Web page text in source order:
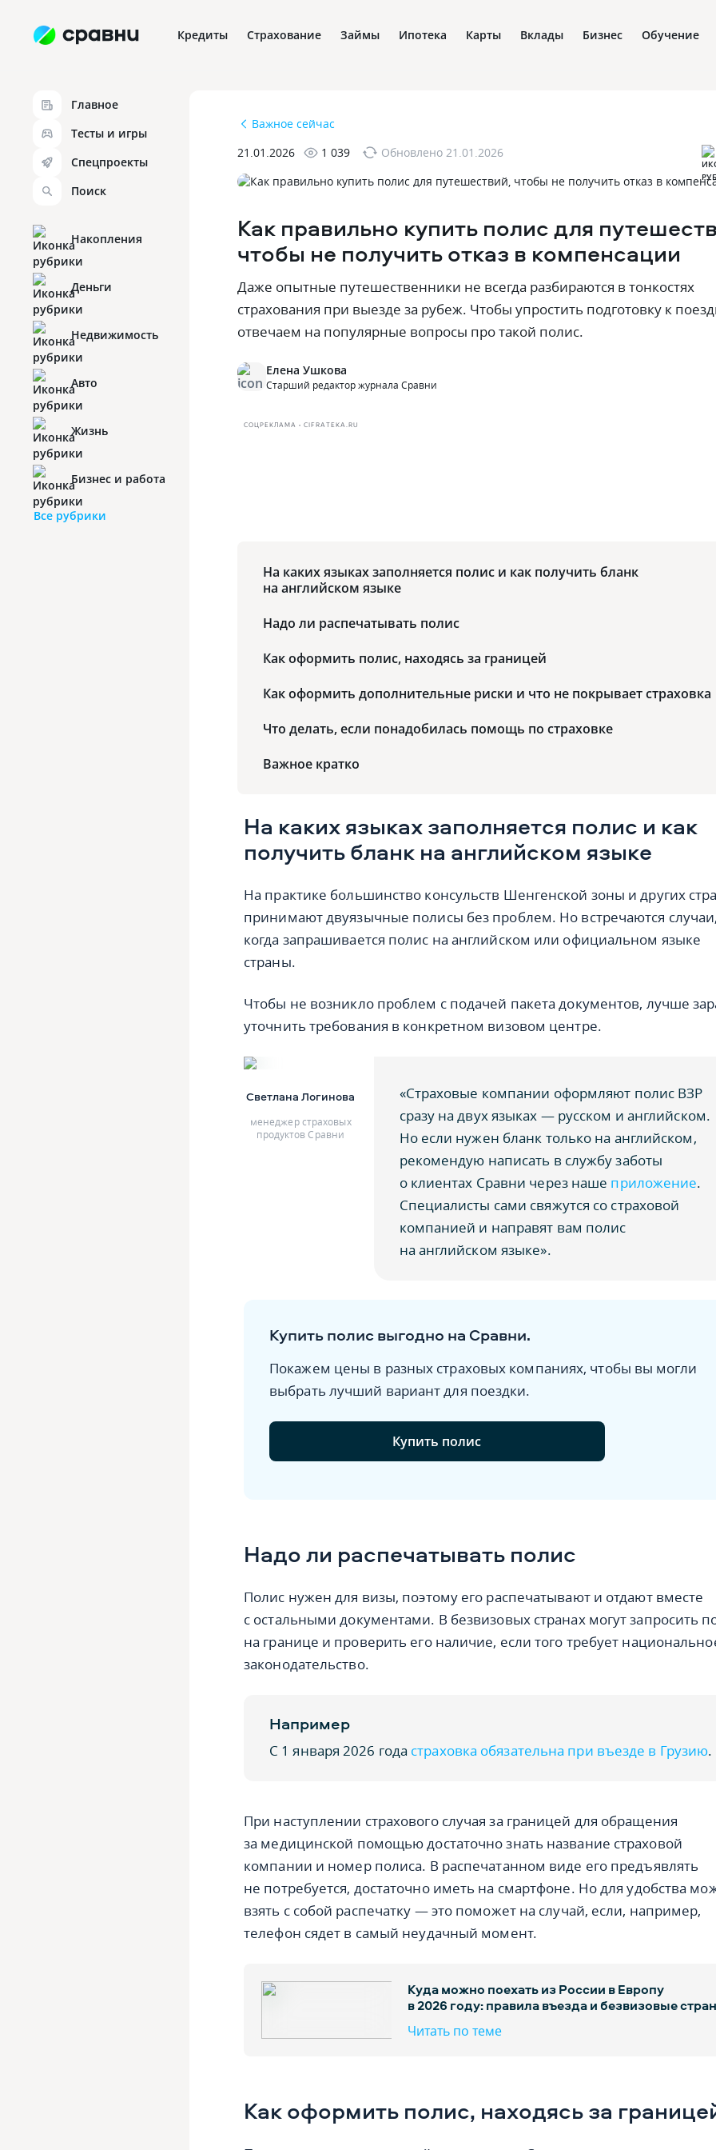
Кредиты Страхование Займы Ипотека Карты Вклады Бизнес Обучение
Главное
Тесты и игры
Спецпроекты
Поиск
Накопления
Деньги
Недвижимость
Авто
Жизнь
Бизнес и работа
Все рубрики
Важное сейчас
21.01.2026
1 039 Обновлено 21.01.2026
Как правильно купить полис для
чтобы не получить отказ в компенсации
Даже опытные путешественники не всегда разбираются в тонкостях
страхования при выезде за рубеж. Чтобы упростить подготовку к
отвечаем на популярные вопросы про такой полис.
Елена Ушкова
Старший редактор журнала Сравни
СОЦРЕКЛАМА • CIFRATEKA.RU
На каких языках заполняется полис и как получить бланк
на английском языке
Надо ли распечатывать полис
Как оформить полис, находясь за границей
Как оформить дополнительные риски и что не покрывает страховка
Что делать, если понадобилась помощь по страховке
Важное кратко
На каких языках заполняется полис и как
получить бланк на английском языке
На практике большинство консульств Шенгенской зоны и других
принимают двуязычные полисы без проблем. Но встречаются случаи,
когда запрашивается полис на английском или официальном языке
страны.
Чтобы не возникло проблем с подачей пакета документов, лучше
уточнить требования в конкретном визовом центре.
Светлана Логинова
менеджер страховых
продуктов Сравни
«Страховые компании оформляют полис ВЗР
сразу на двух языках — русском и английском.
Но если нужен бланк только на английском,
рекомендую написать в службу заботы
о клиентах Сравни через наше приложение.
Специалисты сами свяжутся со страховой
компанией и направят вам полис
на английском языке».
Купить полис выгодно на Сравни.
Покажем цены в разных страховых компаниях, чтобы вы могли
выбрать лучший вариант для поездки.
Купить полис
Надо ли распечатывать полис
Полис нужен для визы, поэтому его распечатывают и отдают вместе
с остальными документами. В безвизовых странах могут запросить
на границе и проверить его наличие, если того требует
законодательство.
Например
С 1 января 2026 года страховка обязательна при въезде в Грузию.
При наступлении страхового случая за границей для обращения
за медицинской помощью достаточно знать название страховой
компании и номер полиса. В распечатанном виде его предъявлять
не потребуется, достаточно иметь на смартфоне. Но для удобства
взять с собой распечатку — это поможет на случай, если, например,
телефон сядет в самый неудачный момент.
Куда можно поехать из России в Европу
в 2026 году: правила въезда и безвизовые
Читать по теме
Как оформить полис, находясь за